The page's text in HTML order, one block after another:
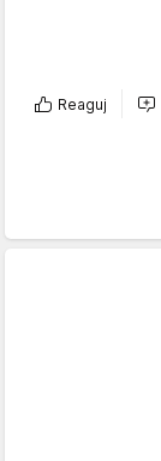
Reaguj